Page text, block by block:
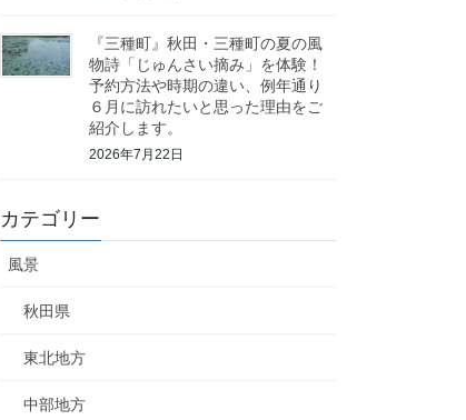
『三種町』秋田・三種町の夏の風
物詩「じゅんさい摘み」を体験！
予約方法や時期の違い、例年通り
６月に訪れたいと思った理由をご
紹介します。
2026年7月22日
カテゴリー
風景
秋田県
東北地方
中部地方